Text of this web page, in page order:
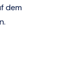
dem